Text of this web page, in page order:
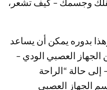
وجسمك – كيف تشعر،
بدوره يمكن أن يساعد
العصبي الودي –
حالة “الراحة
الجهاز العصبي